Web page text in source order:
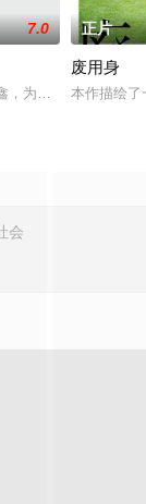
7.0
，为两只羊和他人
正片
废用身
本作描绘